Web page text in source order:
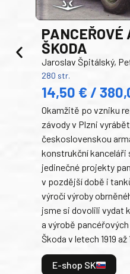
PANCEŘOVÉ
ŠKODA
Jaroslav Špitálský,
280 str.
14,50 € /
Okamžitě po vzniku
závody v Plzni
československou
konstrukční kanceláři
jedinečné projekty
v pozdější době i
výročí výroby
jsme si dovolili vydat
a výrobě
Škoda v letech 1919 až
E-shop SK